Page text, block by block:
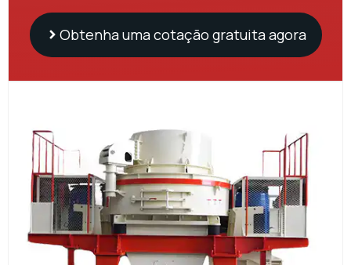
Obtenha uma cotação gratuita agora